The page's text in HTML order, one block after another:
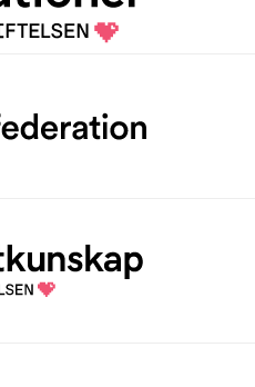
förbättrar
elever och lärare
hjälper dig att bli en
internetanvändare